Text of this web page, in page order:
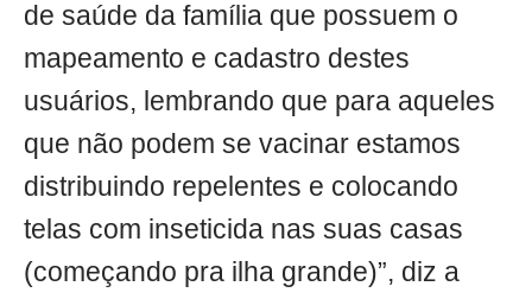
de saúde da família que possuem o
mapeamento e cadastro destes
usuários, lembrando que para aqueles
que não podem se vacinar estamos
distribuindo repelentes e colocando
telas com inseticida nas suas casas
(começando pra ilha grande)”, diz a